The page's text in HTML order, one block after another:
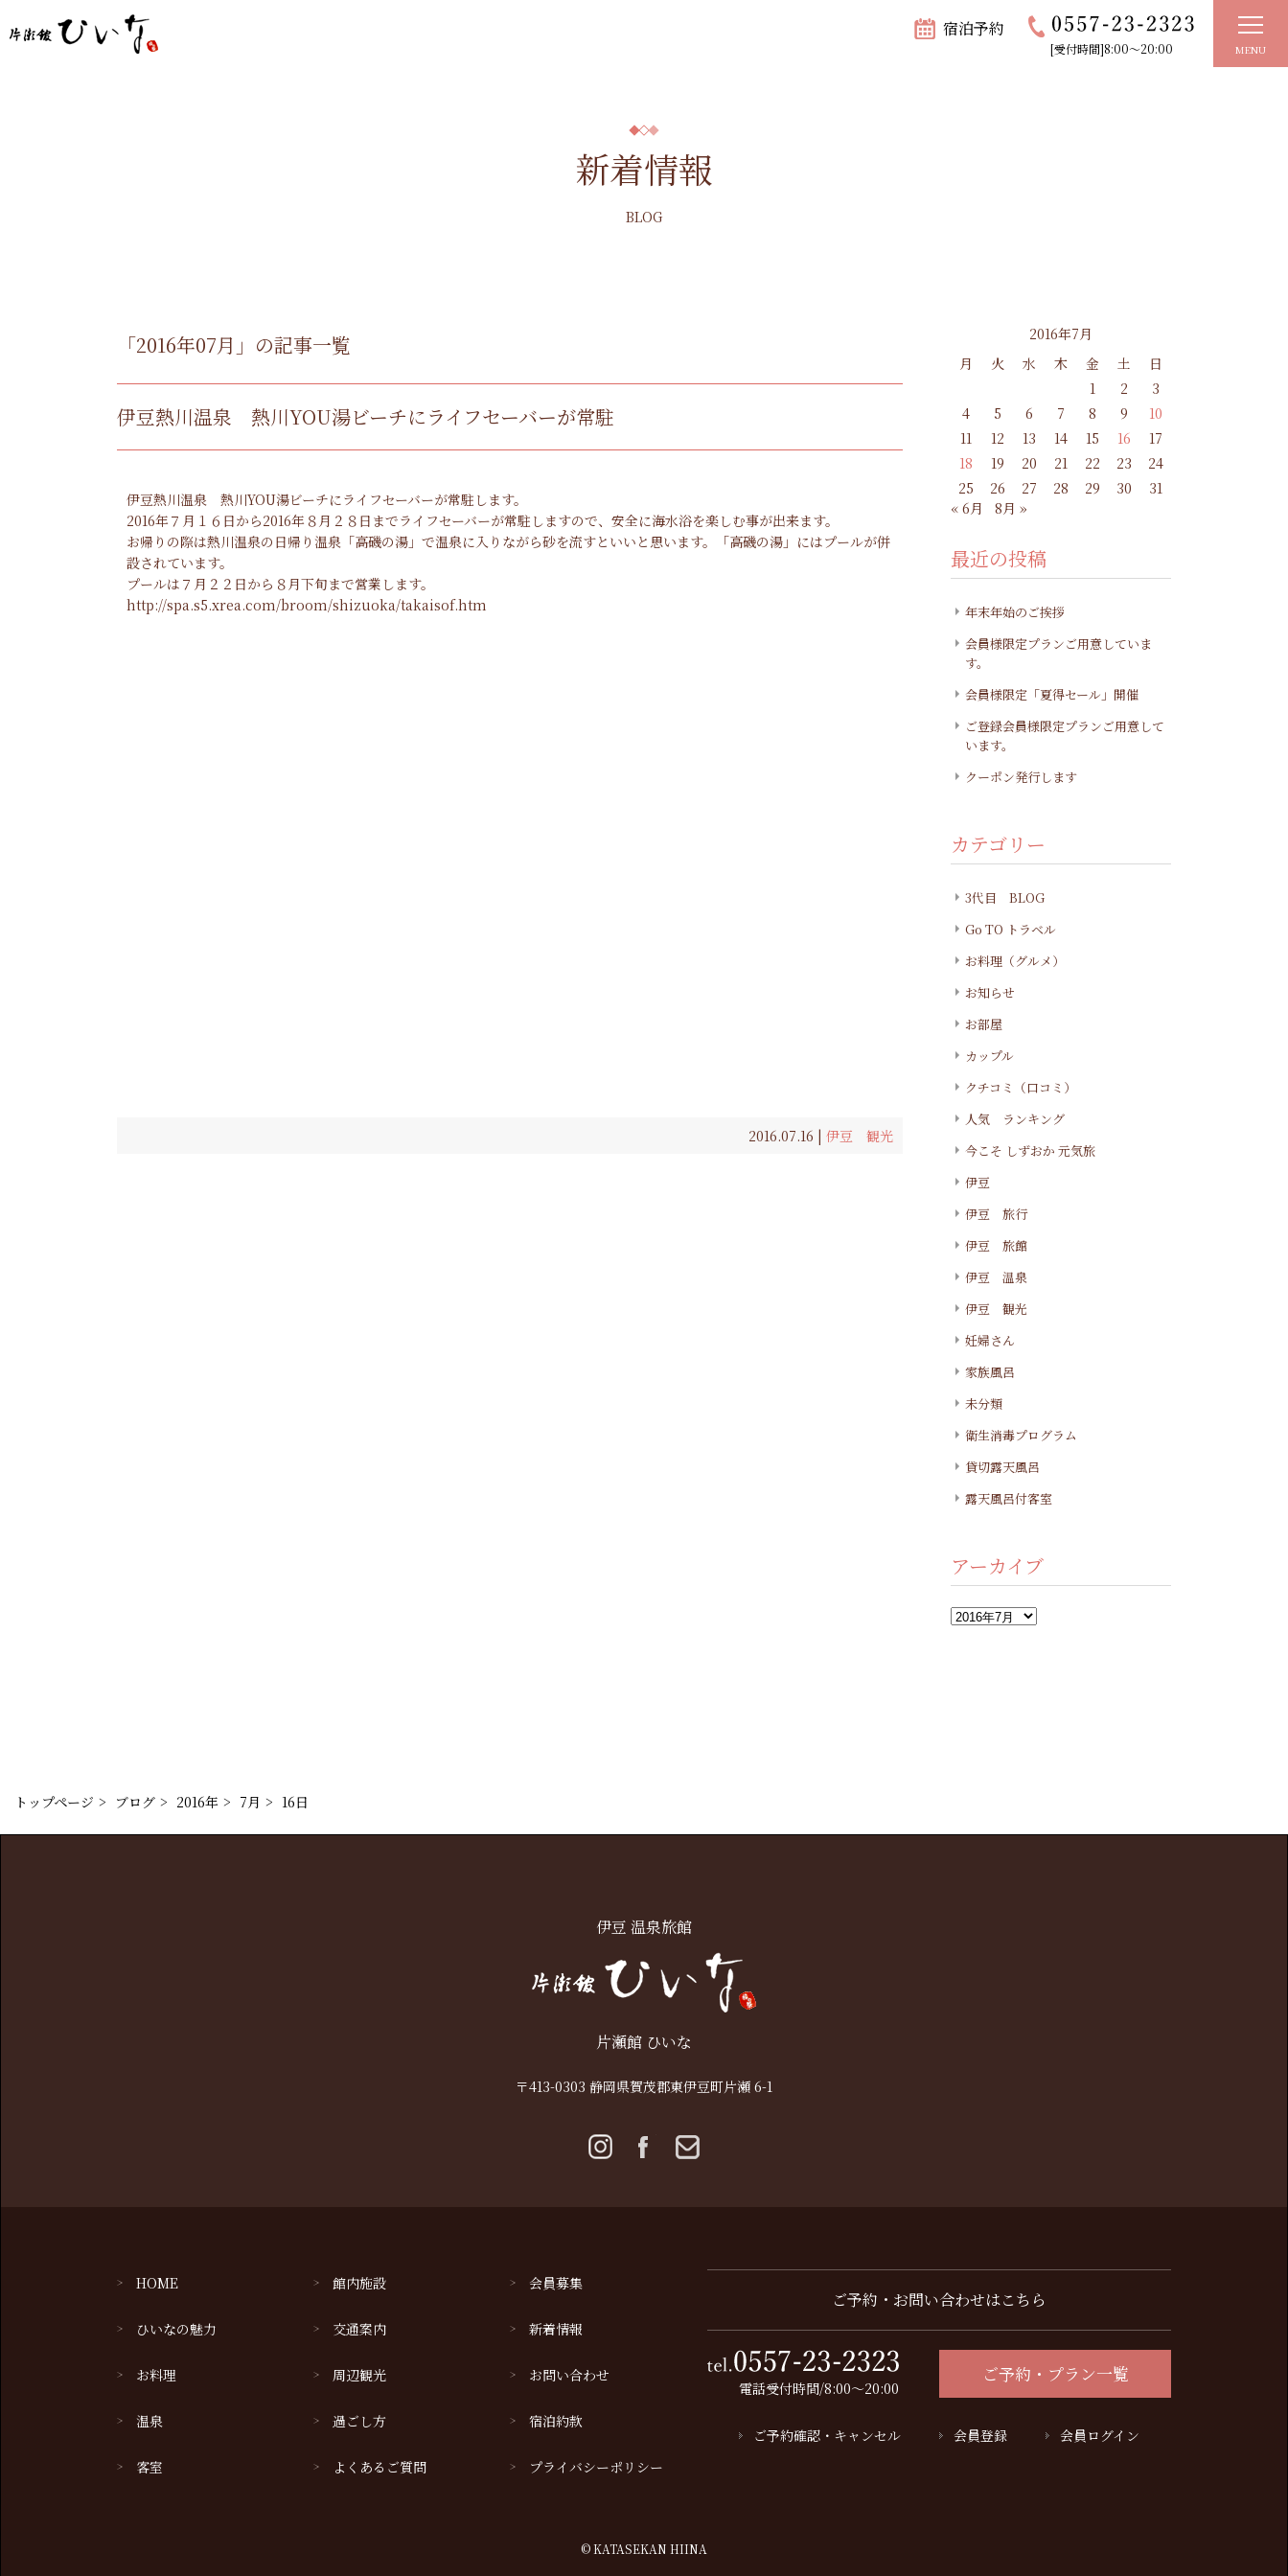
宿泊予約
[受付時間]8:00～20:00 MENU
新着情報
BLOG
「2016年07月」の記事一覧
伊豆熱川温泉 熱川YOU湯ビーチにライフセーバーが常駐
伊豆熱川温泉 熱川YOU湯ビーチにライフセーバーが常駐します。
2016年７月１６日から2016年８月２８日までライフセーバーが常駐しますので、安全に海水浴を楽しむ事が出来ます。
お帰りの際は熱川温泉の日帰り温泉「高磯の湯」で温泉に入りながら砂を流すといいと思います。「高磯の湯」にはプールが併
設されています。
プールは７月２２日から８月下旬まで営業します。
http://spa.s5.xrea.com/broom/shizuoka/takaisof.htm
2016.07.16 | 伊豆 観光
2016年7月
月
火 水 木 金 土
日
1
2
3
4
5 6 7 8 9
10
11
12 13 14 15 16
17
18
19 20 21 22 23
24
25
26 27 28 29 30
31
« 6月
8月 »
最近の投稿
年末年始のご挨拶
会員様限定プランご用意していま
す。
会員様限定「夏得セール」開催
ご登録会員様限定プランご用意して
います。
クーポン発行します
カテゴリー
3代目 BLOG
Go TO トラベル
お料理（グルメ）
お知らせ
お部屋
カップル
クチコミ（口コミ）
人気 ランキング
今こそ しずおか 元気旅
伊豆
伊豆 旅行
伊豆 旅館
伊豆 温泉
伊豆 観光
妊婦さん
家族風呂
未分類
衛生消毒プログラム
貸切露天風呂
露天風呂付客室
アーカイブ
ア
ー
トップページ ブログ 2016年 7月 16日
伊豆 温泉旅館
片瀬館 ひいな
〒413-0303 静岡県賀茂郡東伊豆町片瀬 6-1
ご予約・お問い合わせはこちら
電話受付時間/8:00～20:00
ご予約・プラン一覧
ご予約確認・キャンセル 会員登録 会員ログイン
HOME
ひいなの魅力
お料理
温泉
客室
館内施設
交通案内
周辺観光
過ごし方
よくあるご質問
会員募集
新着情報
お問い合わせ
宿泊約款
プライバシーポリシー
© KATASEKAN HIINA